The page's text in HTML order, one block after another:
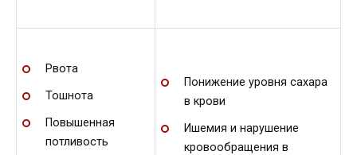
Рвота
Тошнота
Повышенная
потливость
Понижение уровня сахара
в крови
Ишемия и нарушение
кровообращения в